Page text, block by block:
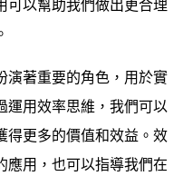
可以幫助我們做出更合理
演著重要的角色，用於實
運用效率思維，我們可以
得更多的價值和效益。效
應用，也可以指導我們在